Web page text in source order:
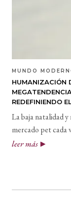
MUNDO
HUMANIZACIÓN
REDEFINIENDO
La baja natalidad
mercado pet cada
leer más